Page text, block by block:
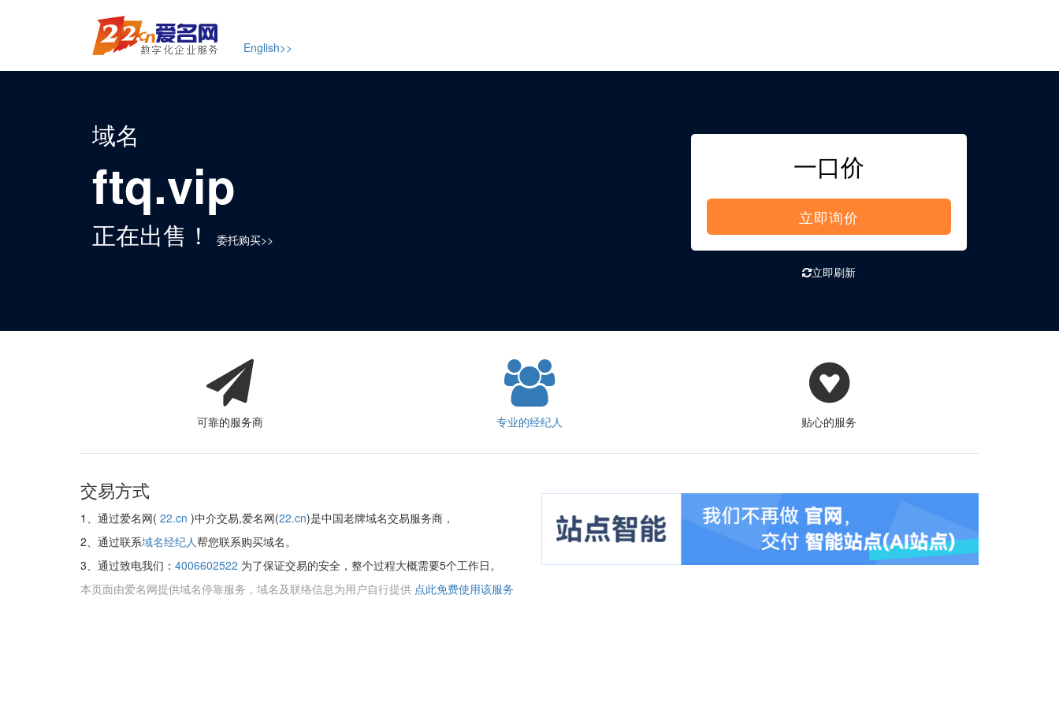
English>>
域名
ftq.vip
正在出售！ 委托购买>>
一口价
立即询价
立即刷新
可靠的服务商 专业的经纪人 贴心的服务
交易方式
1、通过爱名网( 22.cn )中介交易,爱名网(22.cn)是中国老牌域名交易服务商，
2、通过联系域名经纪人帮您联系购买域名。
3、通过致电我们： 4006602522 为了保证交易的安全，整个过程大概需要5个工作日。
本页面由爱名网提供域名停靠服务，域名及联络信息为用户自行提供 点此免费使用该服务